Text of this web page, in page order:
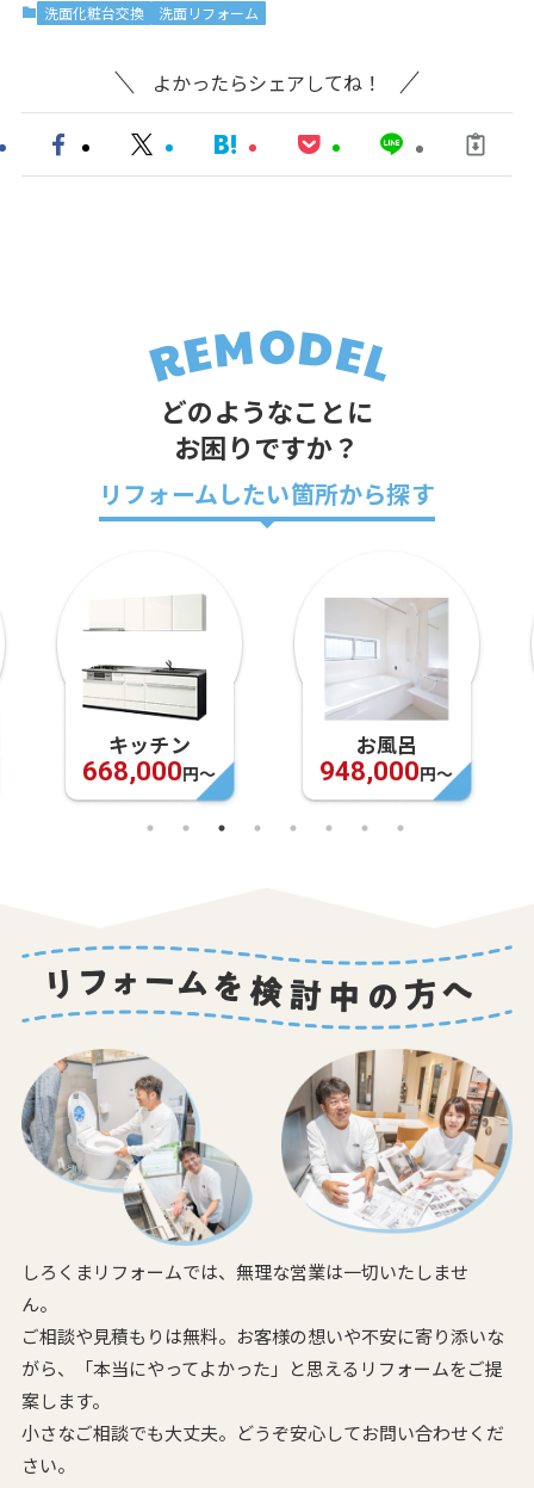
洗面化粧台交換 洗面リフォーム
よかったらシェアしてね！
どのようなことに
お困りですか？
リフォームしたい箇所から探す
キッチン
668,000円〜
お風呂
948,000円〜
しろくまリフォームでは、無理な営業は一切いたしませ
ん。
ご相談や見積もりは無料。お客様の想いや不安に寄り添いな
がら、
「本当にやってよかった」と思えるリフォームをご提
案します。
小さなご相談でも大丈夫。どうぞ安心してお問い合わせくだ
さい。